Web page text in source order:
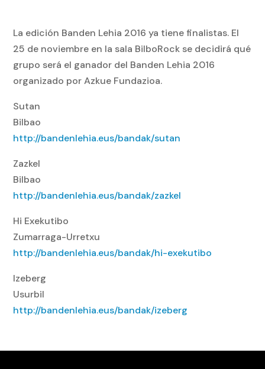
La edición Banden Lehia 2016 ya tiene finalistas. El
25 de noviembre en la sala BilboRock se decidirá qué
grupo será el ganador del Banden Lehia 2016
organizado por Azkue Fundazioa.
Sutan
Bilbao
http://bandenlehia.eus/bandak/sutan
Zazkel
Bilbao
http://bandenlehia.eus/bandak/zazkel
Hi Exekutibo
Zumarraga-Urretxu
http://bandenlehia.eus/bandak/hi-exekutibo
Izeberg
Usurbil
http://bandenlehia.eus/bandak/izeberg